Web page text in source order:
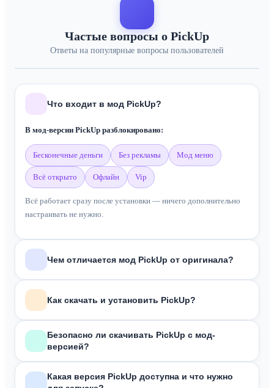
Частые вопросы о PickUp
Ответы на популярные вопросы пользователей
Что входит в мод PickUp?
В мод-версии PickUp разблокировано:
бесконечные деньги без рекламы мод меню
всё открыто офлайн vip
Всё работает сразу после установки — ничего дополнительно
настраивать не нужно.
Чем отличается мод PickUp от оригинала?
В отличие от оригинальной версии из Google Play, мод
включает:
Бесконечная валюта
Удалена реклама
Как скачать и установить PickUp?
Зависит от формата скачанного файла:
Безопасно ли скачивать PickUp с мод-
версией?
публикацией. Мы не размещаем файлы из непроверенных
Какая версия PickUp доступна и что нужно